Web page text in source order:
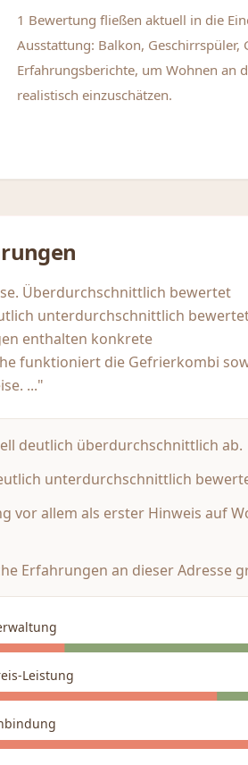
1 Bewertung fließen aktuell in die
Ausstattung: Balkon, Geschirrspüler,
Erfahrungsberichte, um Wohnen an
realistisch einzuschätzen.
Überdurchschnittlich bewertet
unterdurchschnittlich
enthalten konkrete
funktioniert die Gefrierkombi
..."
deutlich überdurchschnittlich ab.
unterdurchschnittlich
vor allem als erster Hinweis auf
Erfahrungen an dieser Adresse
Leistung